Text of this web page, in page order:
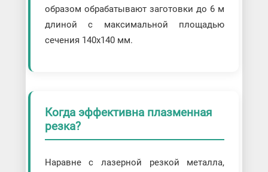
образом обрабатывают заготовки до 6 м
длиной с максимальной площадью
сечения 140х140 мм.
Когда эффективна плазменная
резка?
Наравне с лазерной резкой металла,